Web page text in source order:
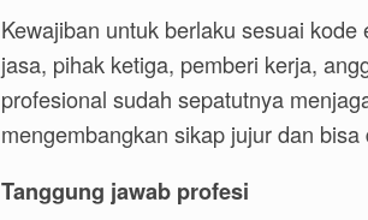
Kewajiban untuk berlaku sesuai
jasa, pihak ketiga, pemberi kerja,
profesional sudah sepatutnya
mengembangkan sikap jujur dan bisa
Tanggung jawab profesi